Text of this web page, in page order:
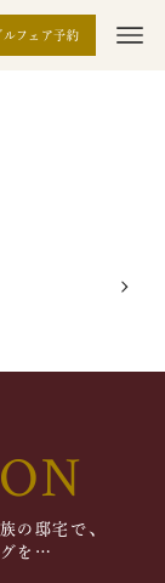
ルフェア予約
の邸宅で、
グを…